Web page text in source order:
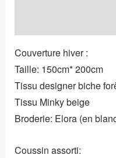
Couverture hiver :
Taille: 150cm* 200cm
Tissu designer biche
Tissu Minky beige
Broderie: Elora (en
Coussin assorti: